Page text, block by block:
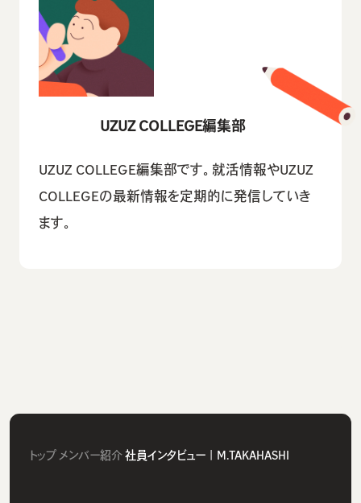
UZUZ COLLEGE編集部
UZUZ COLLEGE編集部です。就活情報やUZUZ
COLLEGEの最新情報を定期的に発信していき
ます。
トップメンバー紹介社員インタビュー｜M.TAKAHASHI